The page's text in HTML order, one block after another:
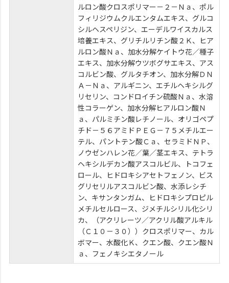
ルロン酸クロスポリマー－２－Ｎａ、ポル
フィリジウムクルエンタムエキス、グルコ
シルヘスペリジン、エーデルワイスカルス
培養エキス、グリチルリチン酸２Ｋ、ヒア
ルロン酸Ｎａ、加水分解ケイトウ花／種子
エキス、加水分解ウツボグサエキス、アス
コルビン酸、グルタチオン、加水分解ＤＮ
Ａ－Ｎａ、アルギニン、エチルヘキシルグ
リセリン、コンドロイチン硫酸Ｎａ、水溶
性コラーゲン、加水分解ヒアルロン酸Ｎ
ａ、パルミチン酸レチノール、オリゴペプ
チド－５６アミドＰＥＧ－７５メチルエー
テル、パントテン酸Ｃａ、セラミドＮＰ、
ノウゼンハレン花／葉／茎エキス、テトラ
ヘキシルデカン酸アスコルビル、トコフェ
ロール、ヒドロキシアセトフェノン、ビス
グリセリルアスコルビン酸、水添レシチ
ン、キサンタンガム、ヒドロキシプロピル
メチルセルロース、ジメチルシリル化シリ
カ、（アクリレーツ／アクリル酸アルキル
（Ｃ１０－３０））クロスポリマー、カル
ボマー、水酸化Ｋ、クエン酸、クエン酸Ｎ
ａ、フェノキシエタノール